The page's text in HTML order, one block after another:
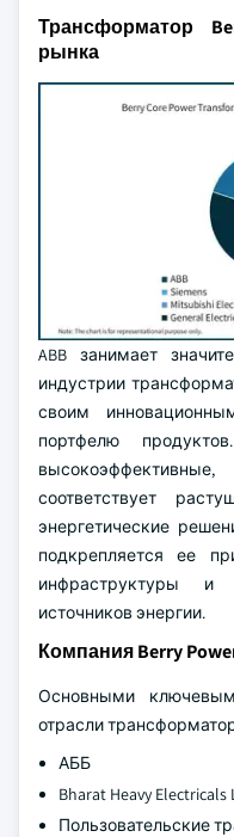
Трансформатор
рынка
ABB занимает
индустрии
своим
портфелю
соответствует
энергетические
подкрепляется ее
инфраструктуры и
источников энергии.
Компания Berry
Основными
отрасли
АББ
Bharat Heavy Electricals
Пользовательские